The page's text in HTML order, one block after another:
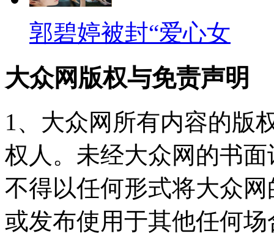
郭碧婷被封“爱心女
大众网版权与免责声明
1、大众网所有内容的版
权人。未经大众网的书
不得以任何形式将大众
或发布使用于其他任何